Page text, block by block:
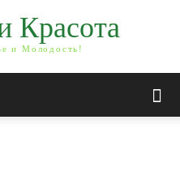
Красота
и Молодость!